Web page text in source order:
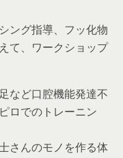
ング指導、フッ化物
て、ワークショップ
など口腔機能発達不
ロでのトレーニン
さんのモノを作る体